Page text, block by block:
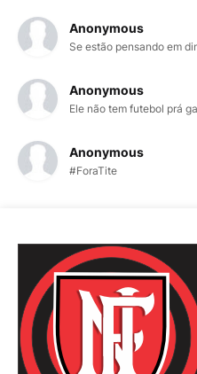
Anonymous
Se estão pensando em
Anonymous
Ele não tem futebol prá
Anonymous
#ForaTite